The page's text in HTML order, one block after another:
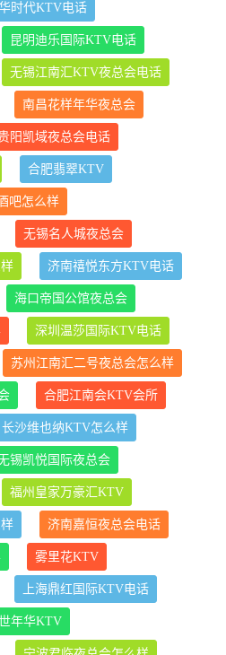
时代KTV电话
昆明迪乐国际KTV电话
无锡江南汇KTV夜总会电话
南昌花样年华夜总会
阳凯域夜总会电话
合肥翡翠KTV
吧怎么样
无锡名人城夜总会
济南禧悦东方KTV电话
海口帝国公馆夜总会
深圳温莎国际KTV电话
苏州江南汇二号夜总会怎么样
合肥江南会KTV会所
长沙维也纳KTV怎么样
锡凯悦国际夜总会
福州皇家万豪汇KTV
济南嘉恒夜总会电话
雾里花KTV
上海鼎红国际KTV电话
年华KTV